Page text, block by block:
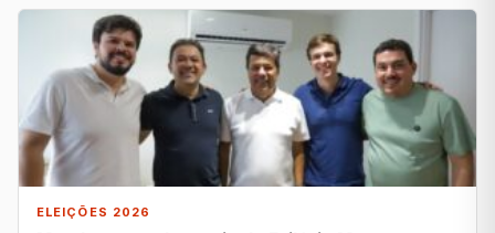
ELEIÇÕES 2026